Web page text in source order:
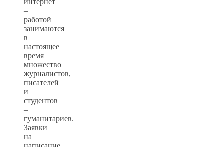
–
работой
занимаются
в
настоящее
время
множество
журналистов,
писателей
и
студентов
–
гуманитариев.
Заявки
на